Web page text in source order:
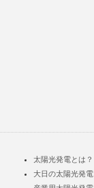
太陽光発電とは？
大日の太陽光発電